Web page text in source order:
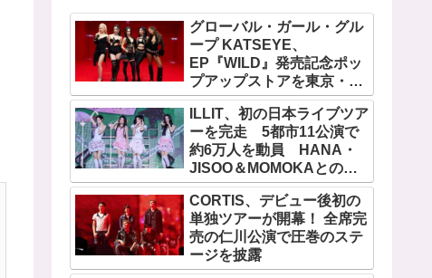
グローバル・ガール・グル
ープ KATSEYE、
EP『WILD』発売記念ポッ
プアップストアを東京・原
宿で開催 限定グッズも登
場ILLIT、初の日本ライブツア
ーを完走 5都市11公演で
約6万人を動員 HANA・
JISOO＆MOMOKAとのス
ペシャルコラボも実現
CORTIS、デビュー後初の
単独ツアーが開幕！ 全席完
売の仁川公演で圧巻のステ
ージを披露